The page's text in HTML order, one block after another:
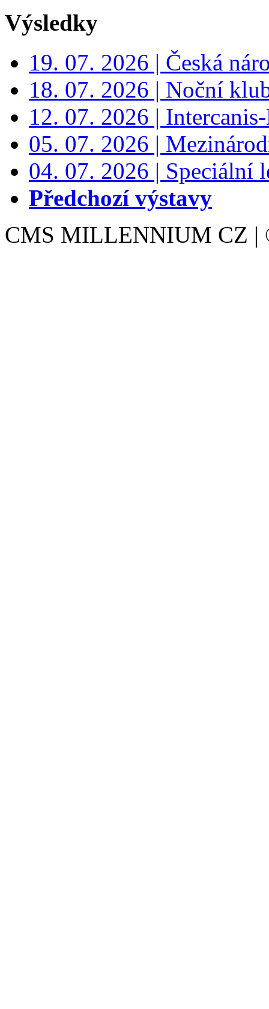
Výsledky
19. 07. 2026 | Česká
18. 07. 2026 | Noční
12. 07. 2026 |
05. 07. 2026 |
04. 07. 2026 | Speciální
Předchozí výstavy
CMS MILLENNIUM CZ |